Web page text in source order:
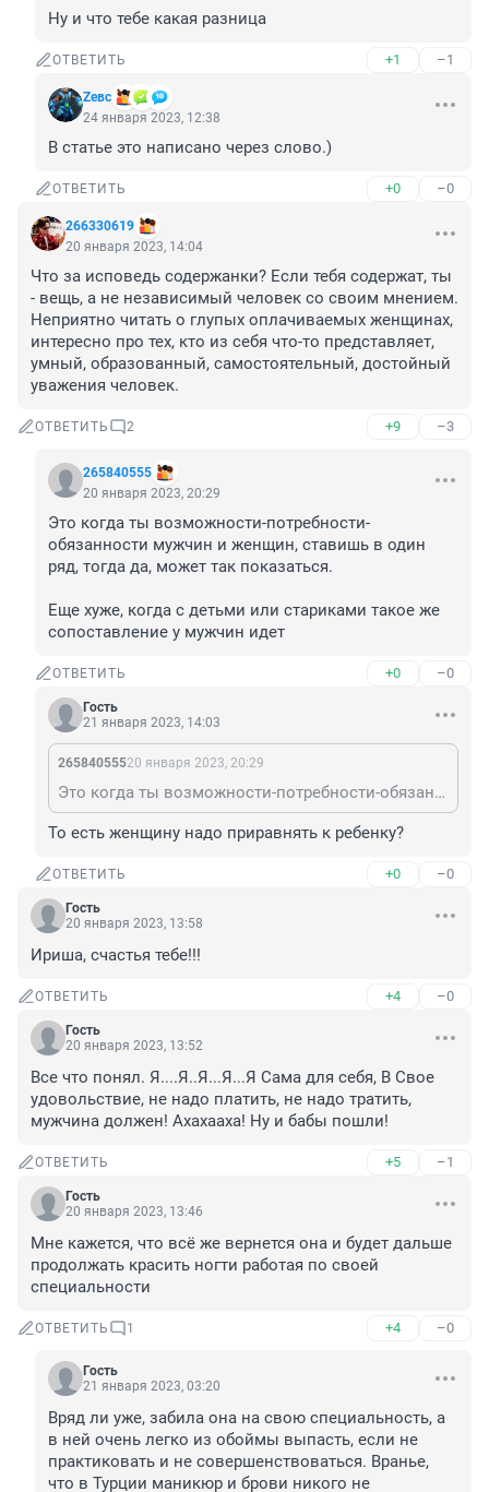
Ну и что тебе какая разница
ОТВЕТИТЬ +1 –1
Zeвс
24 января 2023, 12:38
В статье это написано через слово.)
ОТВЕТИТЬ +0 –0
266330619
20 января 2023, 14:04
Что за исповедь содержанки? Если тебя содержат, ты
- вещь, а не независимый человек со своим мнением.
Неприятно читать о глупых оплачиваемых женщинах,
интересно про тех, кто из себя что-то представляет,
умный, образованный, самостоятельный, достойный
уважения человек.
ОТВЕТИТЬ 2 +9 –3
265840555
20 января 2023, 20:29
Это когда ты возможности-потребности-
обязанности мужчин и женщин, ставишь в один
ряд, тогда да, может так показаться.
Еще хуже, когда с детьми или стариками такое же
сопоставление у мужчин идет
ОТВЕТИТЬ +0 –0
Гость
21 января 2023, 14:03
26584055520 января 2023, 20:29
Это когда ты возможности-потребности-обязанности мужчин и женщин, ставишь в один ряд, тогда да, может так показаться. Еще хуже, когда с детьми или стариками такое же сопоставление у мужчин идет
То есть женщину надо приравнять к ребенку?
ОТВЕТИТЬ +0 –0
Гость
20 января 2023, 13:58
Ириша, счастья тебе!!!
ОТВЕТИТЬ +4 –0
Гость
20 января 2023, 13:52
Все что понял. Я....Я..Я...Я...Я Сама для себя, В Свое
удовольствие, не надо платить, не надо тратить,
мужчина должен! Ахахааха! Ну и бабы пошли!
ОТВЕТИТЬ +5 –1
Гость
20 января 2023, 13:46
Мне кажется, что всё же вернется она и будет дальше
продолжать красить ногти работая по своей
специальности
ОТВЕТИТЬ 1 +4 –0
Гость
21 января 2023, 03:20
Вряд ли уже, забила она на свою специальность, а
в ней очень легко из обоймы выпасть, если не
практиковать и не совершенствоваться. Вранье,
что в Турции маникюр и брови никого не